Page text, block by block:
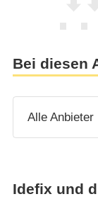
Bei diesen
Alle Anbieter
Idefix und